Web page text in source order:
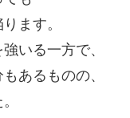
ます。
いる一方で、
あるものの、